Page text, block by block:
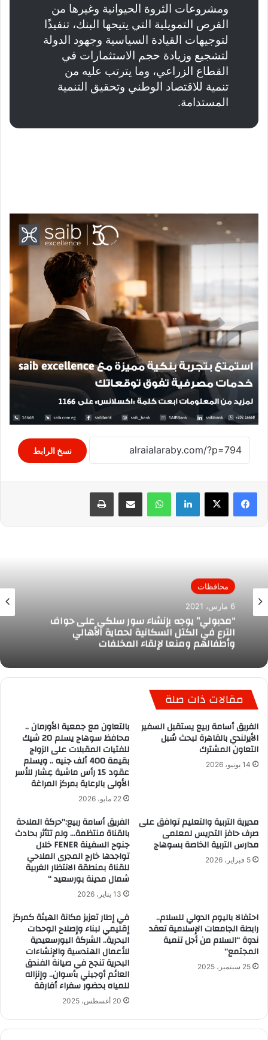
ومشروعات الثروة الحيوانية وغيرها من
الفرص التمويلية التي يتيحها البنك، تنفيذًا
لتوجيهات القيادة السياسية وجهود الدولة
لتشجيع وزيادة حجم الاستثمارات في
القطاع الزراعي، وما يترتب عليه من
تنمية للاقتصاد الوطني وتحقيق التنمية
المستدامة.
نسخ الرابط
لينكدإن واتساب مشاركة عبر البريد طباعة
محافظات
6 مارس، 2021
“مدبولي” يوجه بإنشاء سور سلكي على حواف
الترع في الكتل السكانية لحماية الأهالي
وأطفالهم ومنعا لإلقاء المخلفات
مقالات ذات صلة
الفريق أسامة ربيع يستقبل السفير
الأيرلندي بالقاهرة لبحث سُبل
التعاون المشترك
14 يونيو، 2026
بالتعاون مع جمعية الأورمان ..
محافظ سوهاج يسلم 20 شيك
للفتيات المقبلات على الزواج
بقيمة 400 ألف جنيه .. ويسلم
عقود 15 رأس ماشية عِشار للأسر
الأولى بالرعاية بمركز المراغة
22 مايو، 2026
مديرية التربية والتعليم توافق على
صرف حافز التدريس لمعلمى
مدارس التربية الخاصة بسوهاج
5 فبراير، 2026
الفريق أسامة ربيع:”حركة الملاحة
بالقناة منتظمة… ولم تتأثر بحادث
جنوح السفينة FENER خلال
تواجدها خارج المجرى الملاحي
للقناة بمنطقة الانتظار الغربية
شمال مدينة بورسعيد “
13 يناير، 2026
احتفالا باليوم الدولي للسلام..
رابطة الجامعات الإسلامية تعقد
ندوة “السلام من أجل تنمية
المجتمع”
25 سبتمبر، 2025
في إطار تعزيز مكانة الهيئة كمركز
إقليمي لبناء وإصلاح الوحدات
البحرية.. الشركة البورسعيدية
للأعمال الهندسية والإنشاءات
البحرية تنجح في صيانة الفندق
العائم أوجيني بأسوان.. وإنزاله
للمياه بحضور سفراء أفارقة
20 أغسطس، 2025